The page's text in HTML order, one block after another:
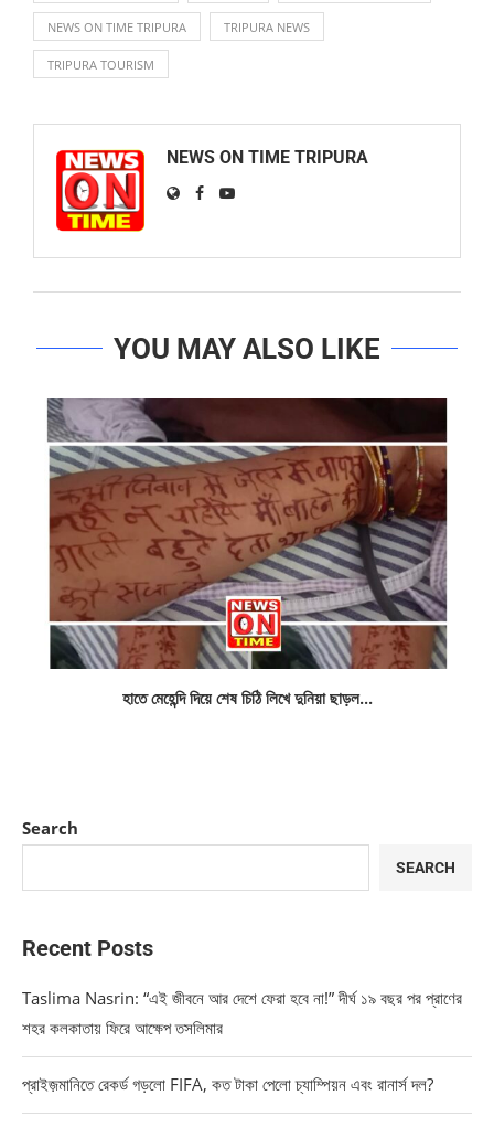
NEWS ON TIME TRIPURA TRIPURA NEWS
TRIPURA TOURISM
NEWS ON TIME TRIPURA
YOU MAY ALSO LIKE
হাতে মেহেন্দি দিয়ে শেষ চিঠি লিখে দুনিয়া ছাড়ল...
Search
SEARCH
Recent Posts
Taslima Nasrin: “এই জীবনে আর দেশে ফেরা হবে না!” দীর্ঘ ১৯ বছর পর প্রাণের
শহর কলকাতায় ফিরে আক্ষেপ তসলিমার
প্রাইজ়মানিতে রেকর্ড গড়লো FIFA, কত টাকা পেলো চ্যাম্পিয়ন এবং রানার্স দল?